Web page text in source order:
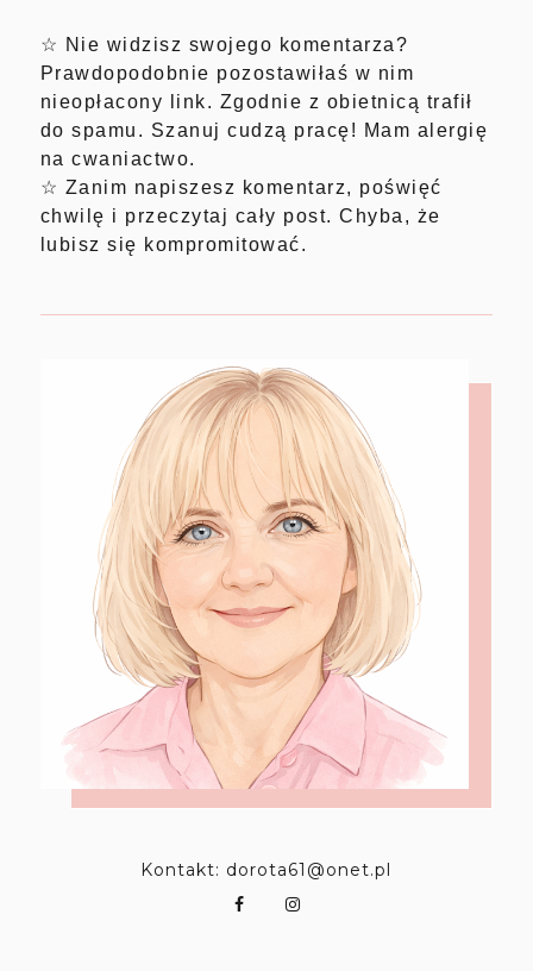
☆ Nie widzisz swojego komentarza?
Prawdopodobnie pozostawiłaś w nim
nieopłacony link. Zgodnie z obietnicą trafił
do spamu. Szanuj cudzą pracę! Mam alergię
na cwaniactwo.
☆ Zanim napiszesz komentarz, poświęć
chwilę i przeczytaj cały post. Chyba, że
lubisz się kompromitować.
Kontakt: dorota61@onet.pl